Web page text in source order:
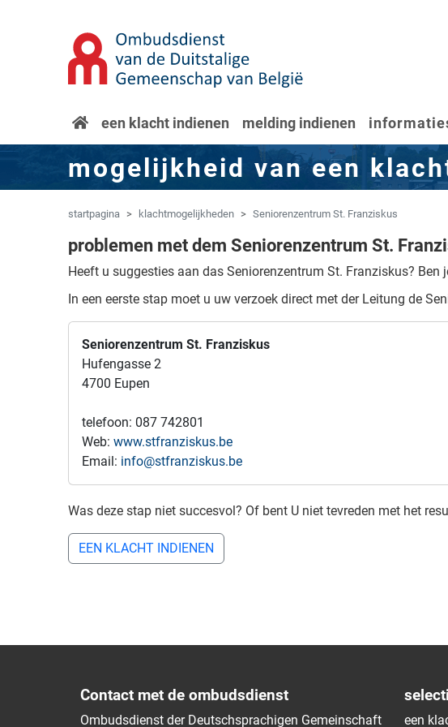
Spring naar navigatie
startpagina
een klacht indienen melding indienen
mogelijkheid van een
startpagina klachtmogelijkheden Seniorenzentrum St. Franziskus
problemen met dem Seniorenzentrum St.
Heeft u suggesties aan das Seniorenzentrum St. Franziskus? Ben
In een eerste stap moet u uw verzoek direct met der Leitung de
Seniorenzentrum St. Franziskus
Hufengasse 2
4700 Eupen
telefoon: 087 742801
Web: www.stfranziskus.be
Email: info@stfranziskus.be
Was deze stap niet succesvol? Of bent U niet tevreden met het
EEN KLACHT INDIENEN
Contact met de ombudsdienst
Ombudsdienst der Deutschsprachigen Gemeinschaft een